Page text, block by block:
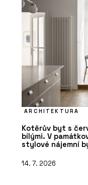
ARCHITEKTURA
Kotěrův byt s
bílými. V
stylové nájemní
14. 7. 2026